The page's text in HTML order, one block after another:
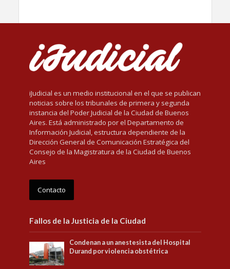
iJudicial es un medio institucional en el que se publican
noticias sobre los tribunales de primera y segunda
instancia del Poder Judicial de la Ciudad de Buenos
Aires. Está administrado por el Departamento de
Información Judicial, estructura dependiente de la
Dirección General de Comunicación Estratégica del
Consejo de la Magistratura de la Ciudad de Buenos
Aires
Contacto
Fallos de la Justicia de la Ciudad
Condenan a un anestesista del Hospital
Durand por violencia obstétrica